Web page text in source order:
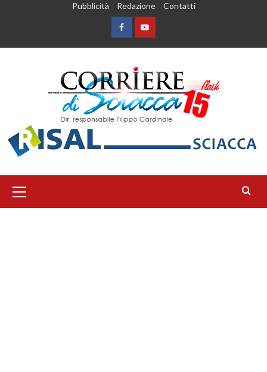
Pubblicità Redazione Contatti
FacebookYountube
principale